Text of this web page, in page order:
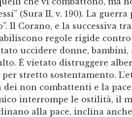
(Sura II, v. 190). La
Il Corano, e la successiva
regole rigide contro
uccidere donne, bambini,
È vietato distruggere
stretto sostentamento.
non combattenti e la
interrompe le ostilità, il
alla pace, inclina anche